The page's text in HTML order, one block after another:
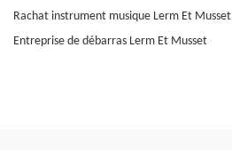
Rachat instrument musique Lerm Et Musset
Entreprise de débarras Lerm Et Musset